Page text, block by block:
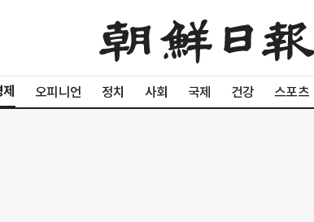
오피니언 정치 사회 국제 건강 스포츠